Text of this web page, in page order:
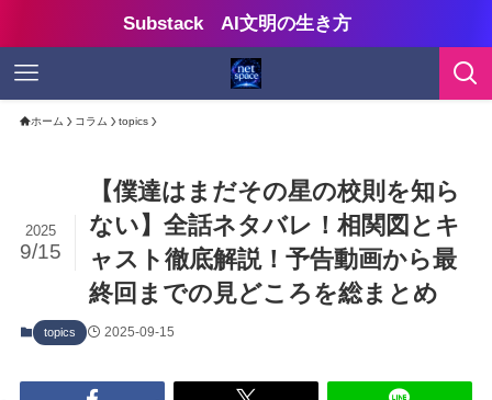
Substack AI文明の生き方
ホーム コラム topics
【僕達はまだその星の校則を知ら
ない】全話ネタバレ！相関図とキ
ャスト徹底解説！予告動画から最
終回までの見どころを総まとめ
2025
9/15
topics 2025-09-15